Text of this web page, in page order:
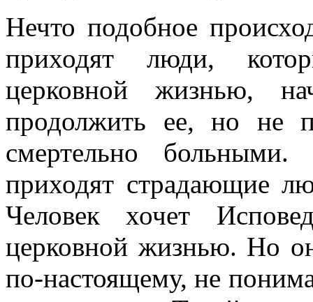
Нечто подобное
приходят люди,
церковной жизнью,
продолжить ее, но не
смертельно
приходят страдающие
Человек хочет
церковной жизнью. Но
по-настоящему, не